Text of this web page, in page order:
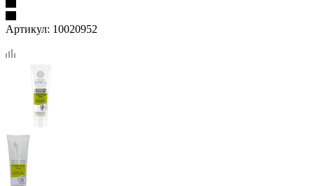
Артикул: 10020952